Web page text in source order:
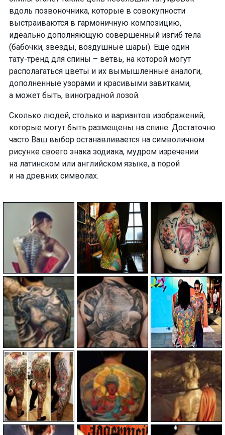
вдоль позвоночника, которые в совокупности
выстраиваются в гармоничную композицию,
идеально дополняющую совершенный изгиб тела
(бабочки, звезды, воздушные шары). Еще один
тату-тренд для спины – ветвь, на которой могут
располагаться цветы и их вымышленные аналоги,
дополненные узорами и красивыми завитками,
а может быть, виноградной лозой.
Сколько людей, столько и вариантов изображений,
которые могут быть размещены на спине. Достаточно
часто Ваш выбор останавливается на символичном
рисунке своего знака зодиака, мудром изречении
на латинском или английском языке, а порой
и на древних символах.